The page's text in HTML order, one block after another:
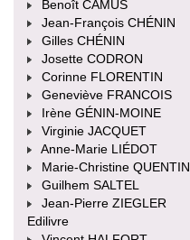
Benoît CAMUS
Jean-François CHÉNIN
Gilles CHÉNIN
Josette CODRON
Corinne FLORENTIN
Geneviève FRANCOIS
Irène GÉNIN-MOINE
Virginie JACQUET
Anne-Marie LIÉDOT
Marie-Christine QUENTIN
Guilhem SALTEL
Jean-Pierre ZIEGLER
Edilivre